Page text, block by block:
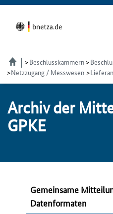
Beschlusskammern
Netzzugang / Messwesen
Ar­chiv der
GPKE
Gemeinsame
Datenformaten